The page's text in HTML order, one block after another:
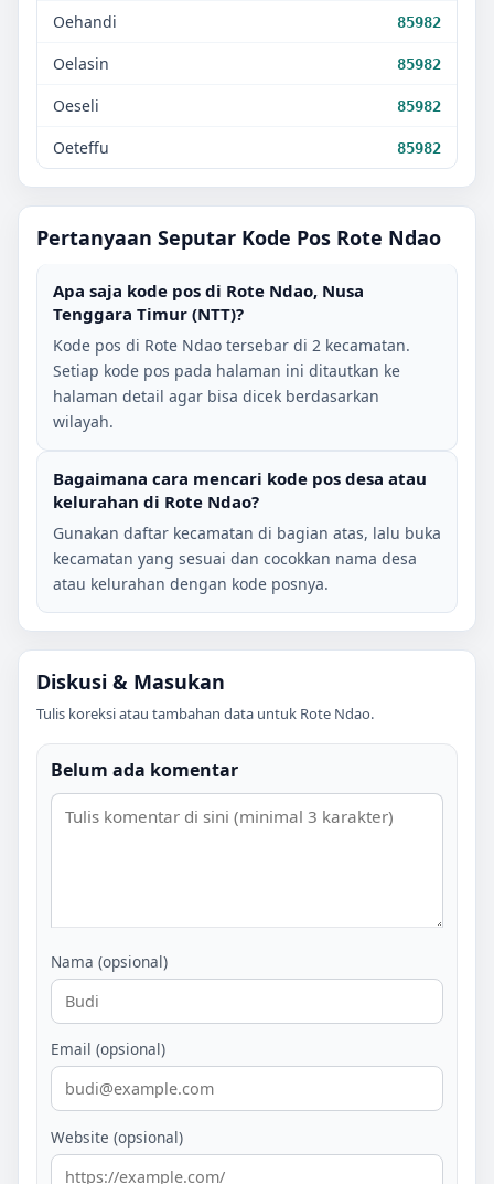
Oehandi 85982
Oelasin 85982
Oeseli 85982
Oeteffu 85982
Pertanyaan Seputar Kode Pos Rote Ndao
Apa saja kode pos di Rote Ndao, Nusa
Tenggara Timur (NTT)?
Kode pos di Rote Ndao tersebar di 2 kecamatan.
Setiap kode pos pada halaman ini ditautkan ke
halaman detail agar bisa dicek berdasarkan
wilayah.
Bagaimana cara mencari kode pos desa atau
kelurahan di Rote Ndao?
Gunakan daftar kecamatan di bagian atas, lalu buka
kecamatan yang sesuai dan cocokkan nama desa
atau kelurahan dengan kode posnya.
Diskusi & Masukan
Tulis koreksi atau tambahan data untuk Rote Ndao.
Belum ada komentar
Nama (opsional)
Email (opsional)
Website (opsional)